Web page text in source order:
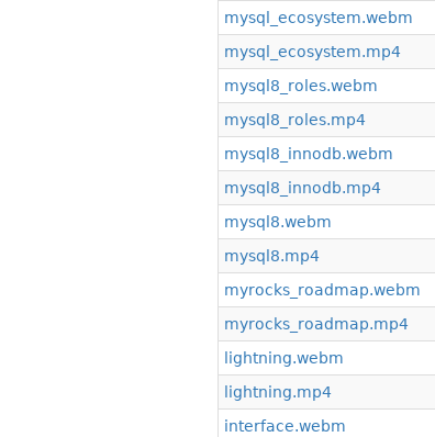
mysql_ecosystem.webm
mysql_ecosystem.mp4
mysql8_roles.webm
mysql8_roles.mp4
mysql8_innodb.webm
mysql8_innodb.mp4
mysql8.webm
mysql8.mp4
myrocks_roadmap.webm
myrocks_roadmap.mp4
lightning.webm
lightning.mp4
interface.webm